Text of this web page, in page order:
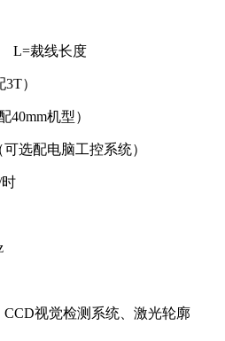
L=裁线长度
）
40mm机型）
选配电脑工控系统）
视觉检测系统、激光轮廓